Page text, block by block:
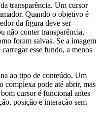
transparência. Um cursor
Quando o objetivo é
da figura deve ser
não conter transparência,
foram salvas. Se a imagem
esse fundo, a menos
ao tipo de conteúdo. Um
complexa pode até abrir, mas
cursor é funcional antes
posição e interação sem